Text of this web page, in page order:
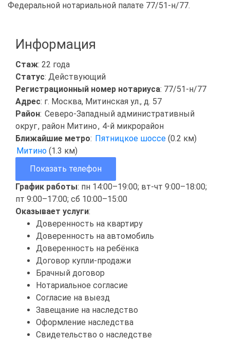
Федеральной нотариальной палате 77/51-н/77.
Информация
Стаж: 22 года
Статус: Действующий
Регистрационный номер нотариуса: 77/51-н/77
Адрес: г. Москва, Митинская ул., д. 57
Район: Северо-Западный административный
округ, район Митино, 4-й микрорайон
Ближайшие метро: Пятницкое шоссе (0.2 км)
Митино (1.3 км)
Показать телефон
График работы: пн 14:00–19:00; вт-чт 9:00–18:00;
пт 9:00–17:00; сб 10:00–15:00
Оказывает услуги:
Доверенность на квартиру
Доверенность на автомобиль
Доверенность на ребёнка
Договор купли-продажи
Брачный договор
Нотариальное согласие
Согласие на выезд
Завещание на наследство
Оформление наследства
Свидетельство о наследстве